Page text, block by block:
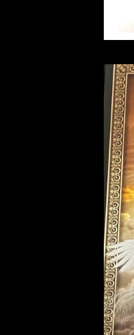
申
酉
戌
亥 Pig
健康
スピリ
幸運
人生
願望実